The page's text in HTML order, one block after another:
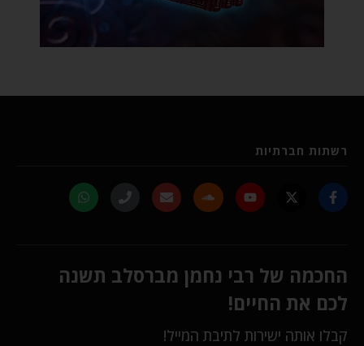
רשתות חברתיות
החכמה של רבי נחמן מברסלב תשנה
לכם את החיים!
קבלו אותה ישירות לתיבת המייל!